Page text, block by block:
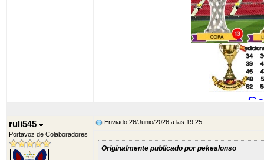
ruli545
Portavoz de Colaboradores
Enviado 26/Junio/2026 a las 19:25
Originalmente publicado por pekealonso